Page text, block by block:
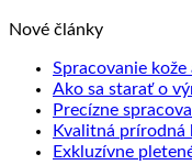
Nové články
Spracovanie
Ako sa starať o
Precízne
Kvalitná prírodná
Exkluzívne